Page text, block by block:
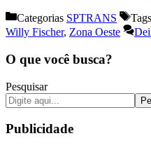
Categorias SPTRANS Tags
Willy Fischer, Zona Oeste
O que você busca?
Pesquisar
Publicidade